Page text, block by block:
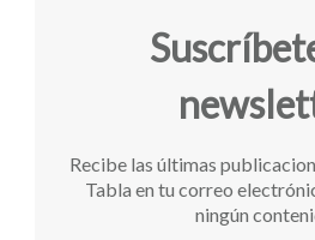
Recibe las últimas
Tabla en tu correo
ningún